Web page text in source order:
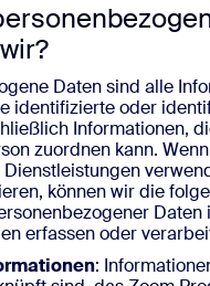
Daten sind alle
identifizierte oder
Informationen,
zuordnen kann.
können wir die
Daten
erfassen oder
: